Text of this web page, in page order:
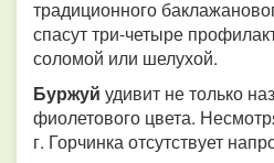
традиционного
спасут три-четыре
соломой или шелухой.
Буржуй удивит не только
фиолетового цвета.
г. Горчинка отсутствует